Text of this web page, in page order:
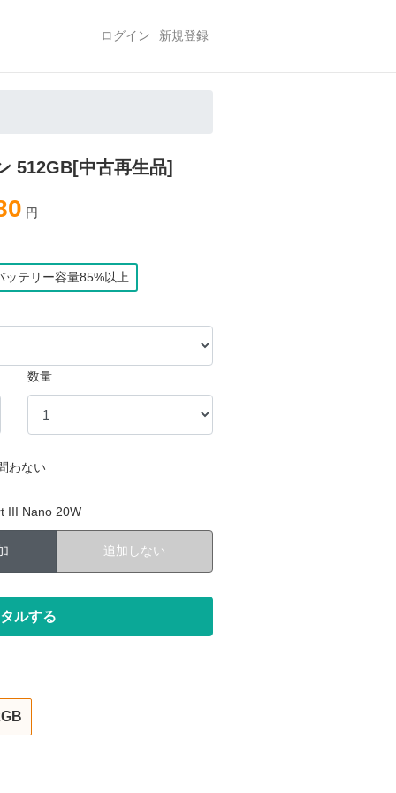
ログイン 新規登録
512GB[中古再生品]
円
ッテリー容量85%以上
数量
わない
III Nano 20W
追加しない